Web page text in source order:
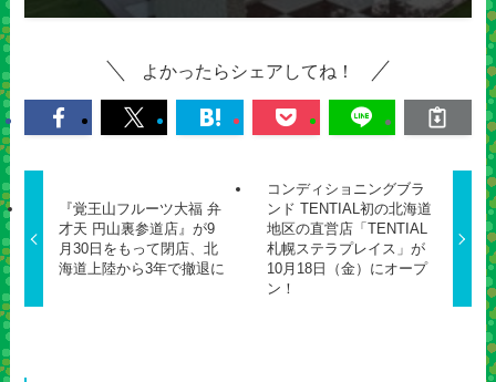
よかったらシェアしてね！
『覚王山フルーツ大福 弁
才天 円山裏参道店』が9
月30日をもって閉店、北
海道上陸から3年で撤退に
コンディショニングブラ
ンド TENTIAL初の北海道
地区の直営店「TENTIAL
札幌ステラプレイス」が
10月18日（金）にオープ
ン！